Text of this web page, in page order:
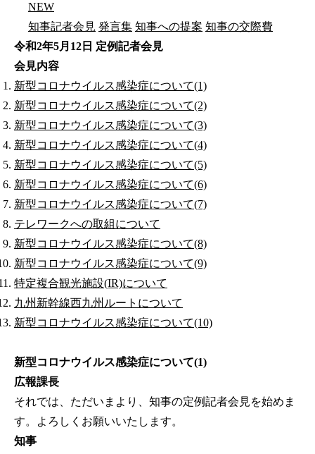
NEW
知事記者会見 発言集 知事への提案 知事の交際費
令和2年5月12日 定例記者会見
会見内容
新型コロナウイルス感染症について(1)
新型コロナウイルス感染症について(2)
新型コロナウイルス感染症について(3)
新型コロナウイルス感染症について(4)
新型コロナウイルス感染症について(5)
新型コロナウイルス感染症について(6)
新型コロナウイルス感染症について(7)
テレワークへの取組について
新型コロナウイルス感染症について(8)
新型コロナウイルス感染症について(9)
特定複合観光施設(IR)について
九州新幹線西九州ルートについて
新型コロナウイルス感染症について(10)
新型コロナウイルス感染症について(1)
広報課長
それでは、ただいまより、知事の定例記者会見を始めま
す。よろしくお願いいたします。
知事